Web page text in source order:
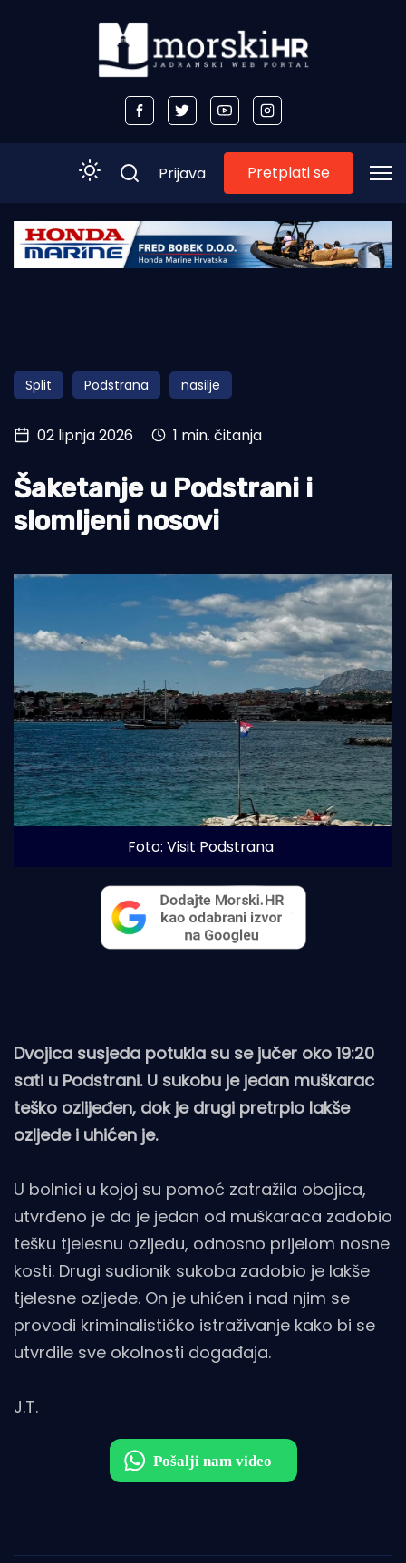
Početna
Obala
Otoci
Turizam i nautika
Pomorstvo
Ribolov
Tradicija i kultura
Prijava Pretplati se
Split Podstrana nasilje
02 lipnja 2026 1 min. čitanja
Šaketanje u Podstrani i
slomljeni nosovi
Foto: Visit Podstrana
Dvojica susjeda potukla su se jučer oko 19:20
sati u Podstrani. U sukobu je jedan muškarac
teško ozlijeđen, dok je drugi pretrpio lakše
ozljede i uhićen je.
U bolnici u kojoj su pomoć zatražila obojica,
utvrđeno je da je jedan od muškaraca zadobio
tešku tjelesnu ozljedu, odnosno prijelom nosne
kosti. Drugi sudionik sukoba zadobio je lakše
tjelesne ozljede. On je uhićen i nad njim se
provodi kriminalističko istraživanje kako bi se
utvrdile sve okolnosti događaja.
J.T.